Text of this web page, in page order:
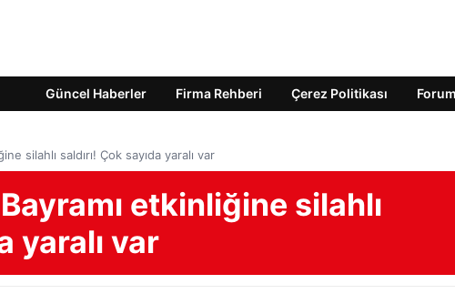
Güncel Haberler Firma Rehberi Çerez Politikası Forum
silahlı saldırı! Çok sayıda yaralı var
etkinliğine silahlı
yaralı var